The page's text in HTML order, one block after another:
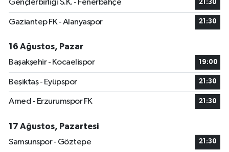
Gençlerbirliği S.K. - Fenerbahçe 21:30
Gaziantep FK - Alanyaspor 21:30
16 Ağustos, Pazar
Başakşehir - Kocaelispor
19:00
Beşiktaş - Eyüpspor 21:30
Amed - Erzurumspor FK 21:30
17 Ağustos, Pazartesi
Samsunspor - Göztepe
21:30